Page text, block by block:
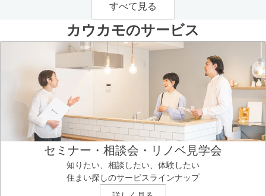
すべて見る
カウカモのサービス
セミナー・相談会・リノベ見学会
知りたい、相談したい、体験したい
住まい探しのサービスラインナップ